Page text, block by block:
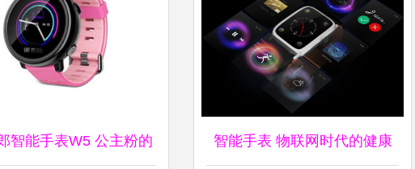
智能手表W5 公主粉的 智能手表 物联网时代的健康